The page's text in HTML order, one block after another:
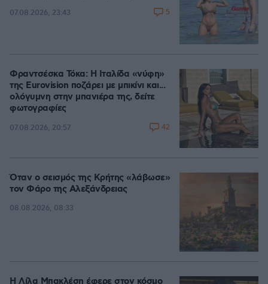
07.08.2026, 23:43 5
Φραντσέσκα Τόκα: Η Ιταλίδα «νύφη»
της Eurovision ποζάρει με μπικίνι και...
ολόγυμνη στην μπανιέρα της, δείτε
φωτογραφίες
07.08.2026, 20:57 42
Όταν ο σεισμός της Κρήτης «λάβωσε»
τον Φάρο της Αλεξάνδρειας
08.08.2026, 08:33
Η Λίλα Μπακλέση έφερε στον κόσμο